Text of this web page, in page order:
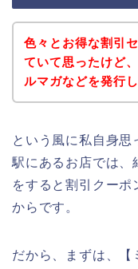
色々とお得な割引
ていて思ったけど
ルマガなどを発行
という風に私自身
駅にあるお店では、
をすると割引クーポ
からです。
だから、まずは、【